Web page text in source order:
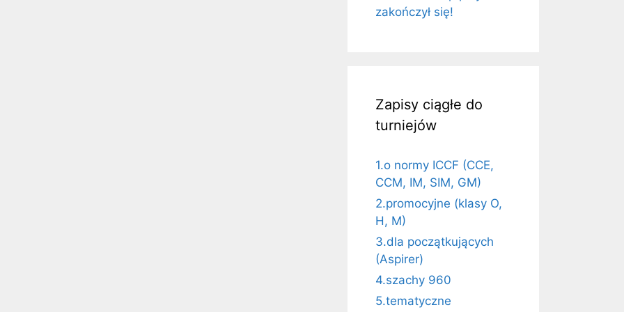
zakończył się!
Zapisy ciągłe do
turniejów
1.o normy ICCF (CCE,
CCM, IM, SIM, GM)
2.promocyjne (klasy O,
H, M)
3.dla początkujących
(Aspirer)
4.szachy 960
5.tematyczne